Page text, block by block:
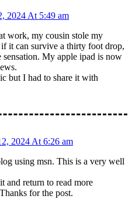
2024 At 5:49 am
work, my cousin stole my
if it can survive a thirty foot drop,
sensation. My apple ipad is now
but I had to share it with
2024 At 6:26 am
using msn. This is a very well
and return to read more
for the post.